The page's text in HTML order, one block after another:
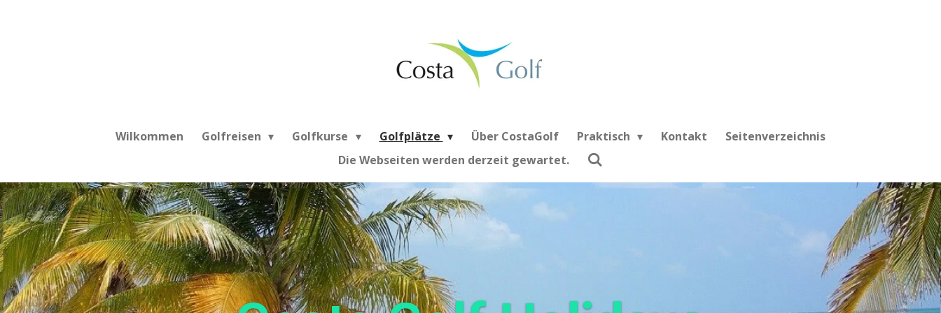
Wilkommen Golfreisen Golfkurse Golfplätze Über CostaGolf Praktisch Kontakt
Seitenverzeichnis
Die Webseiten werden derzeit gewartet.